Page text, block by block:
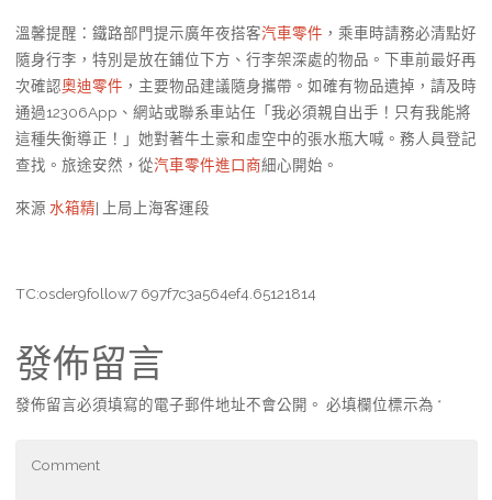
溫馨提醒：鐵路部門提示廣年夜搭客汽車零件 ，乘車時請務必清點好
隨身行李，特別是放在鋪位下方、行李架深處的物品。下車前最好再
次確認奧迪零件 ，主要物品建議隨身攜帶。如確有物品遺掉，請及時
通過12306App、網站或聯系車站任「我必須親自出手！只有我能將
這種失衡導正！」她對著牛土豪和虛空中的張水瓶大喊。務人員登記
查找。旅途安然，從汽車零件進口商細心開始。
來源 水箱精| 上局上海客運段
TC:osder9follow7 697f7c3a564ef4.65121814
發佈留言
發佈留言必須填寫的電子郵件地址不會公開。 必填欄位標示為 *